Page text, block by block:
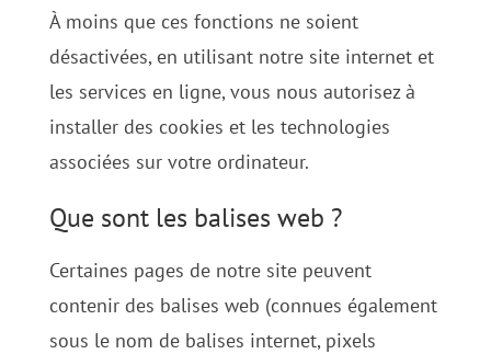
À moins que ces fonctions ne soient
désactivées, en utilisant notre site internet et
les services en ligne, vous nous autorisez à
installer des cookies et les technologies
associées sur votre ordinateur.
Que sont les balises web ?
Certaines pages de notre site peuvent
contenir des balises web (connues également
sous le nom de balises internet, pixels